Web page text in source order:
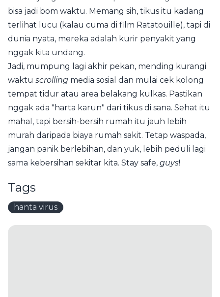
bisa jadi bom waktu. Memang sih, tikus itu kadang
terlihat lucu (kalau cuma di film Ratatouille), tapi di
dunia nyata, mereka adalah kurir penyakit yang
nggak kita undang.
Jadi, mumpung lagi akhir pekan, mending kurangi
waktu scrolling media sosial dan mulai cek kolong
tempat tidur atau area belakang kulkas. Pastikan
nggak ada "harta karun" dari tikus di sana. Sehat itu
mahal, tapi bersih-bersih rumah itu jauh lebih
murah daripada biaya rumah sakit. Tetap waspada,
jangan panik berlebihan, dan yuk, lebih peduli lagi
sama kebersihan sekitar kita. Stay safe, guys!
Tags
hanta virus